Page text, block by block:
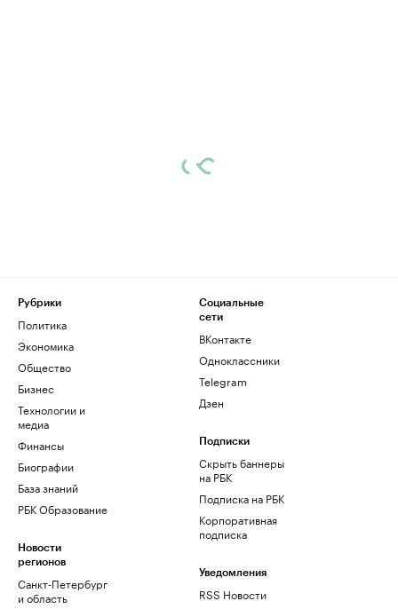
Рубрики
Политика
Экономика
Общество
Бизнес
Технологии и
медиа
Финансы
Биографии
База знаний
РБК Образование
Новости
регионов
Санкт-Петербург
и область
Социальные
сети
ВКонтакте
Одноклассники
Telegram
Дзен
Подписки
Скрыть баннеры
на РБК
Подписка на РБК
Корпоративная
подписка
Уведомления
RSS Новости